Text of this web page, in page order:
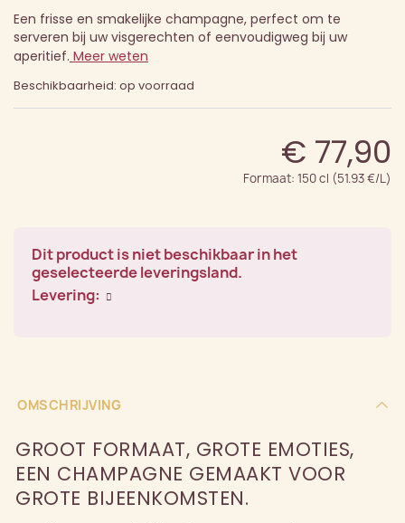
Een frisse en smakelijke champagne, perfect om te
serveren bij uw visgerechten of eenvoudigweg bij uw
aperitief. Meer weten
Beschikbaarheid: op voorraad
€ 77,90
Formaat: 150 cl (51.93 €/L)
Dit product is niet beschikbaar in het
geselecteerde leveringsland.
Levering:
OMSCHRIJVING
GROOT FORMAAT, GROTE EMOTIES,
EEN CHAMPAGNE GEMAAKT VOOR
GROTE BIJEENKOMSTEN.